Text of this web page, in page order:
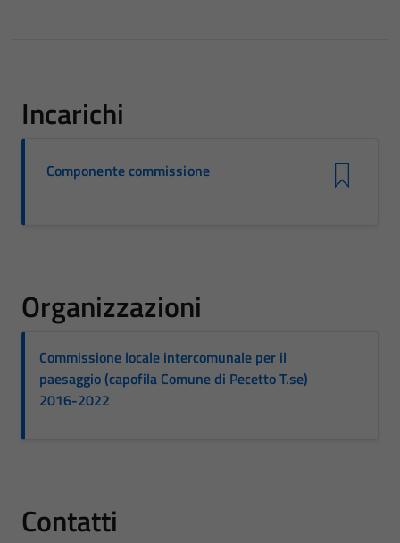
Incarichi
Componente commissione
Organizzazioni
Commissione locale intercomunale per il
paesaggio (capofila Comune di Pecetto T.se)
2016-2022
Contatti